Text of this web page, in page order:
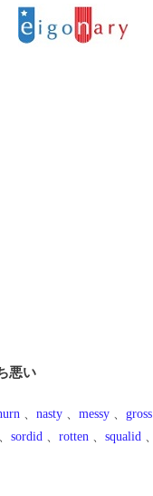
悪い
、 nasty 、 messy 、 gross
、 sordid 、 rotten 、 squalid 、